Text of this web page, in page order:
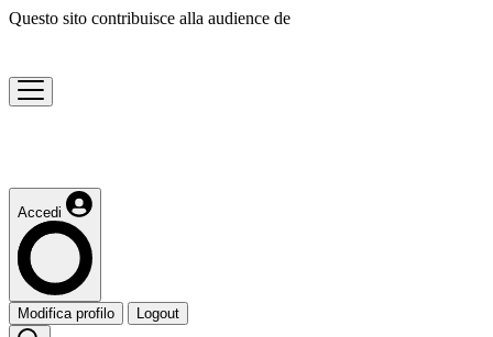
Questo sito contribuisce alla audience de
Accedi
Modifica profilo Logout